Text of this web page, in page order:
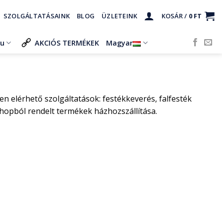
SZOLGÁLTATÁSAINK BLOG ÜZLETEINK KOSÁR / 0 FT
AKCIÓS TERMÉKEK Magyar
elérhető szolgáltatások: festékkeverés, falfesték
rendelt termékek házhozszállítása.